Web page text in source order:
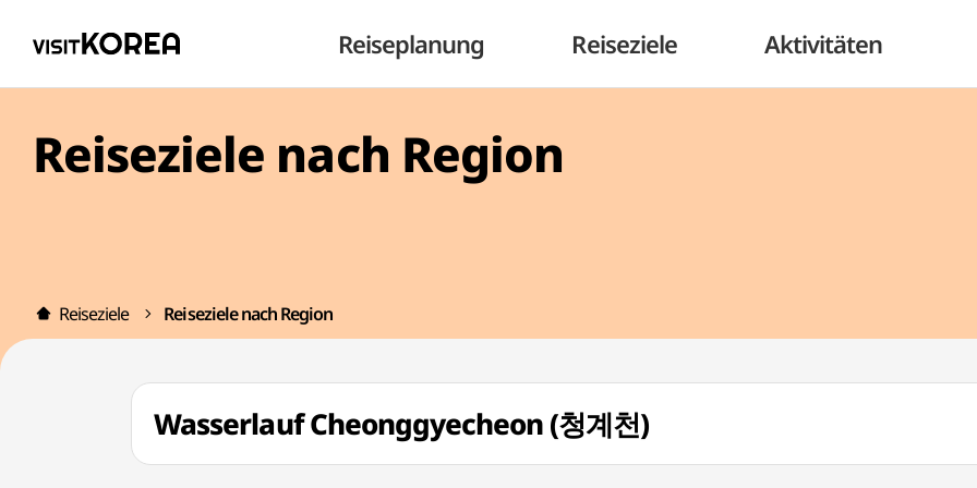
Reiseplanung Reiseziele Aktivitäten
Reiseziele nach Region
Reiseziele Reiseziele nach Region
Wasserlauf Cheonggyecheon (청계천)